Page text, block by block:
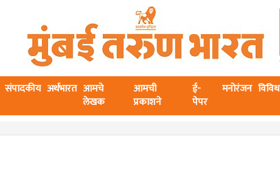
संपादकीय अर्थभारत आमचे
लेखक
आमची
प्रकाशने
ई-
पेपर
मनोरंजन विविध